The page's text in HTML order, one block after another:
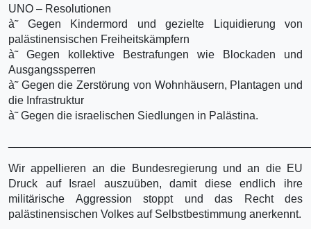
UNO – Resolutionen
à˜ Gegen Kindermord und gezielte Liquidierung von
palästinensischen Freiheitskämpfern
à˜ Gegen kollektive Bestrafungen wie Blockaden und
Ausgangssperren
à˜ Gegen die Zerstörung von Wohnhäusern, Plantagen und
die Infrastruktur
à˜ Gegen die israelischen Siedlungen in Palästina.
Wir appellieren an die Bundesregierung und an die EU
Druck auf Israel auszuüben, damit diese endlich ihre
militärische Aggression stoppt und das Recht des
palästinensischen Volkes auf Selbstbestimmung anerkennt.